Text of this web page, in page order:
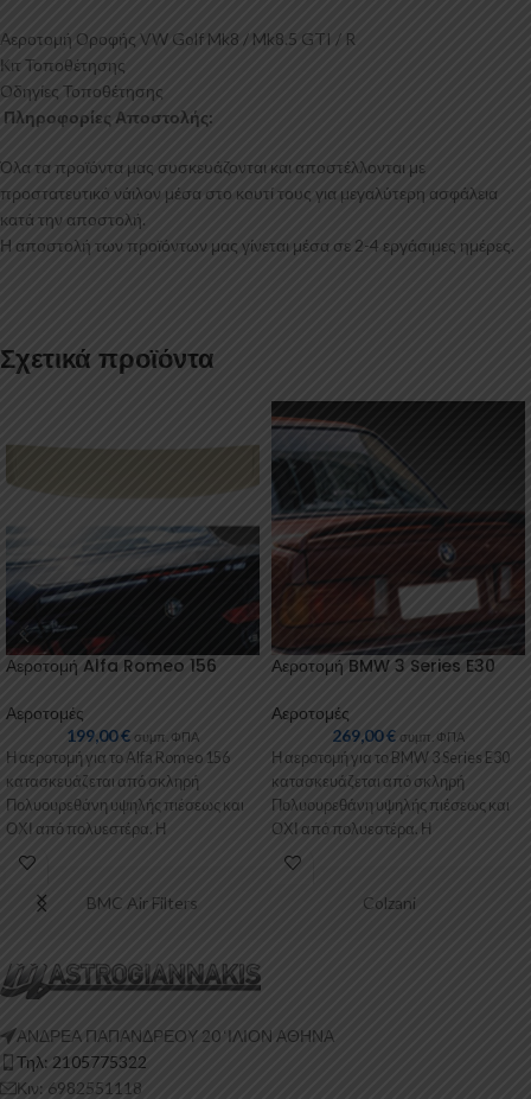
Αεροτομή Οροφής VW Golf Mk8 / Mk8.5 GTI / R
Κιτ Τοποθέτησης
Οδηγίες Τοποθέτησης
Πληροφορίες Αποστολής:
Όλα τα προϊόντα μας συσκευάζονται και αποστέλλονται με
προστατευτικό νάιλον μέσα στο κουτί τους για μεγαλύτερη ασφάλεια
κατά την αποστολή.
Η αποστολή των προϊόντων μας γίνεται μέσα σε 2-4 εργάσιμες ημέρες.
Σχετικά προϊόντα
Αεροτομή Alfa Romeo 156
Αεροτομές
199,00€ συμπ. ΦΠΑ
Η αεροτομή για το Alfa Romeo 156
κατασκευάζεται από σκληρή
Πολυουρεθάνη υψηλής πιέσεως και
ΟΧΙ από πολυεστέρα. Η
Πολυουρεθάνη είναι
Αεροτομή BMW 3 Series E30
Αεροτομές
269,00€ συμπ. ΦΠΑ
Η αεροτομή για το BMW 3 Series E30
κατασκευάζεται από σκληρή
Πολυουρεθάνη υψηλής πιέσεως και
ΟΧΙ από πολυεστέρα. Η
Πολυουρεθάνη
BMC Air Filters Colzani
ΑΝΔΡΕΑ ΠΑΠΑΝΔΡΕΟΥ 20 ‘ΙΛΙΟΝ ΑΘΗΝΑ
Τηλ: 2105775322
Κιν: 6982551118